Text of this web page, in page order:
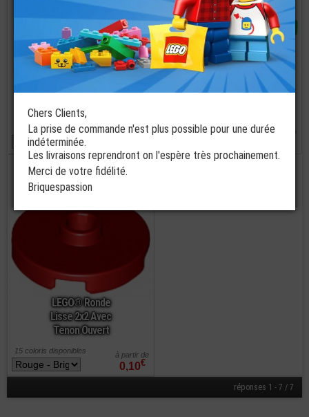
LEGO® Plate
Lisse 1x2 Avec un
Tenon Creux
à partir de
39 coloris disponibles
LEGO® Plate
Lisse 2x2 Avec 1
à partir de
40 coloris disponibles
LEGO® Ronde
Lisse 2x2 Avec
Tenon Ouvert
0,10€
à partir de
commander
15 coloris disponibles
réponses 1 - 7 / 7
Chers Clients,
La prise de commande n'est plus possible pour une durée
indéterminée.
Les livraisons reprendront on l'espère très prochainement.
Merci de votre fidélité.
Briquespassion